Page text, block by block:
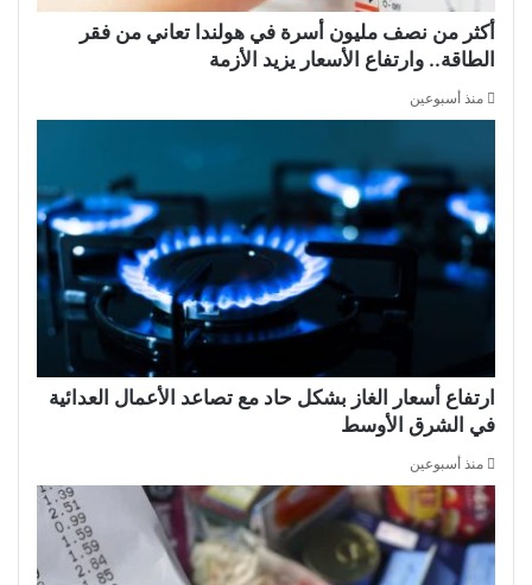
أكثر من نصف مليون أسرة في هولندا تعاني من فقر
الطاقة.. وارتفاع الأسعار يزيد الأزمة
منذ أسبوعين
ارتفاع أسعار الغاز بشكل حاد مع تصاعد الأعمال العدائية
في الشرق الأوسط
منذ أسبوعين